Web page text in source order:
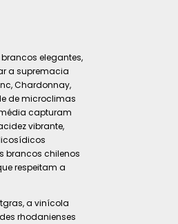
elegantes,
a supremacia
Chardonnay,
de microclimas
capturam
vibrante,
brancos chilenos
respeitam a
a vinícola
rhodanienses